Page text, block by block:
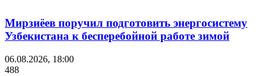
Мирзиёев поручил подготовить энергосистему
Узбекистана к бесперебойной работе зимой
06.08.2026, 18:00
488